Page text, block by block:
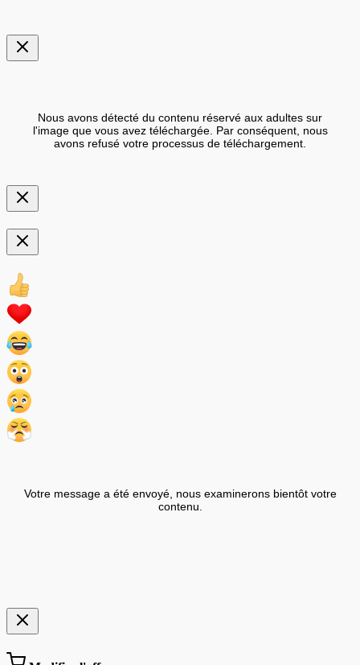
Nous avons détecté du contenu réservé aux adultes sur
l'image que vous avez téléchargée. Par conséquent, nous
avons refusé votre processus de téléchargement.
Votre message a été envoyé, nous examinerons bientôt votre
contenu.